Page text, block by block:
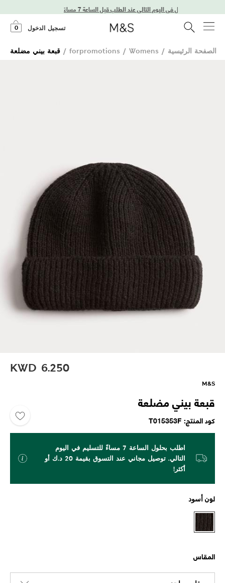
توصيل في اليوم التالي عند الطلب قبل الساعة 7 مساءً
تسجيل الدخول 0
الصفحة الرئيسية /
forpromotions / Womens
/ قبعة بيني مضلعة
KWD 6.250
M&S
قبعة بيني مضلعة
كود المنتج T015353F
اطلب بحلول الساعة 7 مساءً للتسليم في اليوم
التالي. توصيل مجاني عند التسوق بقيمة 20 د.ك أو
أكثر!
لون أسود
المقاس